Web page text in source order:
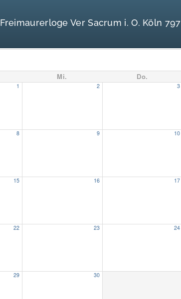
Freimaurerloge Ver Sacrum i. O. Köln 797
Mi. Do.
1 2 3
8 9 10
15 16 17
22 23 24
29 30